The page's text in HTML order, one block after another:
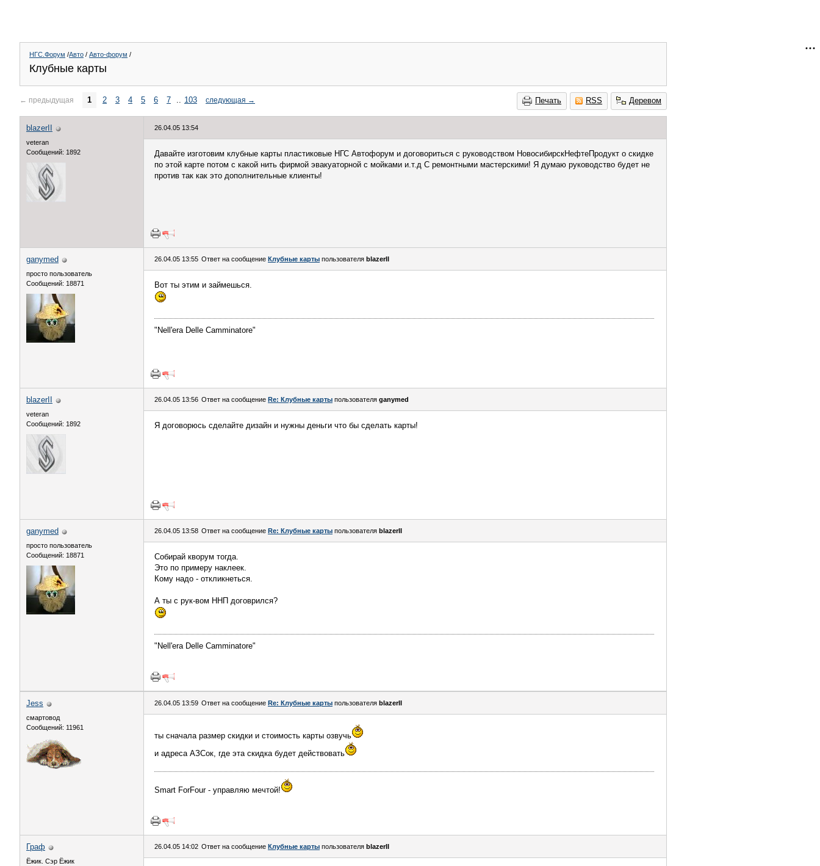
НГС.Форум /Авто / Авто-форум /
Клубные карты
Печать RSS Деревом
← предыдущая 1 2 3 4 5 6 7 .. 103 следующая →
blazerII
veteran
Сообщений: 1892
26.04.05 13:54
Давайте изготовим клубные карты пластиковые НГС Автофорум и договориться с руководством НовосибирскНефтеПродукт о скидке
по этой карте потом с какой нить фирмой эвакуаторной с мойками и.т.д С ремонтными мастерскими! Я думаю руководство будет не
против так как это дополнительные клиенты!
ganymed
просто пользователь
Сообщений: 18871
26.04.05 13:55 Ответ на сообщение Клубные карты пользователя blazerII
Вот ты этим и займешься.
"Nell'era Delle Сamminatore"
blazerII
veteran
Сообщений: 1892
26.04.05 13:56 Ответ на сообщение Re: Клубные карты пользователя ganymed
Я договорюсь сделайте дизайн и нужны деньги что бы сделать карты!
ganymed
просто пользователь
Сообщений: 18871
26.04.05 13:58 Ответ на сообщение Re: Клубные карты пользователя blazerII
Собирай кворум тогда.
Это по примеру наклеек.
Кому надо - откликнеться.
А ты с рук-вом ННП договрился?
"Nell'era Delle Сamminatore"
Jess
смартовод
Сообщений: 11961
26.04.05 13:59 Ответ на сообщение Re: Клубные карты пользователя blazerII
ты сначала размер скидки и стоимость карты озвучь
и адреса АЗСок, где эта скидка будет действовать
Smart ForFour - управляю мечтой!
Граф
Ёжик. Сэр Ёжик
26.04.05 14:02 Ответ на сообщение Клубные карты пользователя blazerII